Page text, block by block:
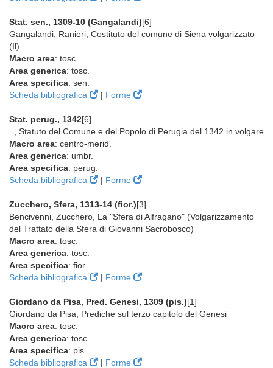
Stat. sen., 1309-10 (Gangalandi)[6]
Gangalandi, Ranieri, Costituto del comune di Siena volgarizzato
(Il)
Macro area: tosc.
Area generica: tosc.
Area specifica: sen.
Scheda bibliografica
| Forme
Stat. perug., 1342[6]
=, Statuto del Comune e del Popolo di Perugia del 1342 in volgare
Macro area: centro-merid.
Area generica: umbr.
Area specifica: perug.
Scheda bibliografica
| Forme
Zucchero, Sfera, 1313-14 (fior.)[3]
Bencivenni, Zucchero, La "Sfera di Alfragano" (Volgarizzamento
del Trattato della Sfera di Giovanni Sacrobosco)
Macro area: tosc.
Area generica: tosc.
Area specifica: fior.
Scheda bibliografica
| Forme
Giordano da Pisa, Pred. Genesi, 1309 (pis.)[1]
Giordano da Pisa, Prediche sul terzo capitolo del Genesi
Macro area: tosc.
Area generica: tosc.
Area specifica: pis.
Scheda bibliografica
| Forme